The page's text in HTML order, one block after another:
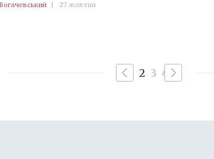
27 жовтня
2 3 4